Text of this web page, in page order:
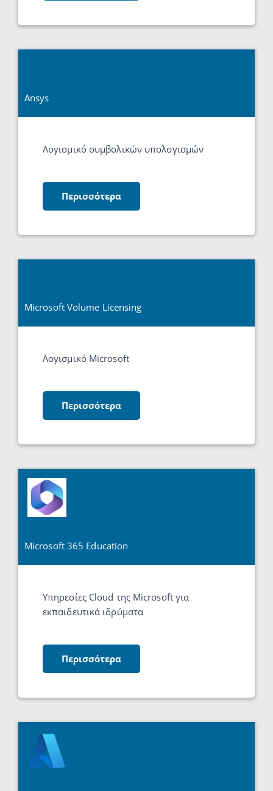
Ansys
Λογισμικό συμβολικών υπολογισμών
Περισσότερα
Microsoft Volume Licensing
Λογισμικό Microsoft
Περισσότερα
Microsoft 365 Education
Υπηρεσίες Cloud της Microsoft για
εκπαιδευτικά ιδρύματα
Περισσότερα